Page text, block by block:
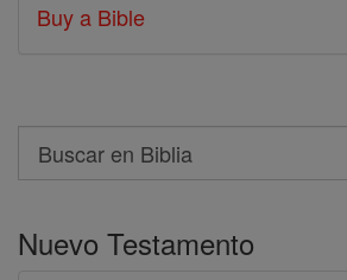
Buy a Bible
Search
Buscar
Biblia
Nuevo Testamento